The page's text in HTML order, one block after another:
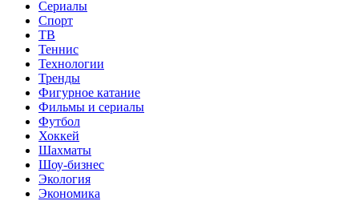
Сериалы
Спорт
ТВ
Теннис
Технологии
Тренды
Фигурное катание
Фильмы и сериалы
Футбол
Хоккей
Шахматы
Шоу-бизнес
Экология
Экономика